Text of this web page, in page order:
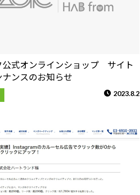
公式オンラインショップ サイト
ナンスのお知らせ
2023.8.2